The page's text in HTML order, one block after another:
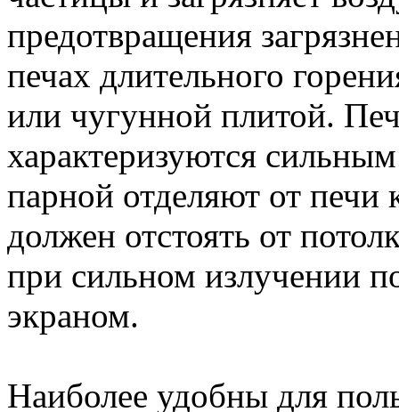
предотвращения
печах длительного
или чугунной плитой.
характеризуются
парной отделяют от
должен отстоять от
при сильном излучении
экраном.
Наиболее удобны для